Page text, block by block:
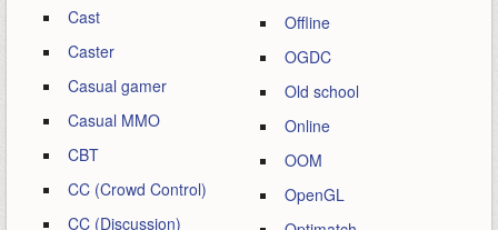
Cast
Caster
Casual gamer
Casual MMO
CBT
CC (Crowd Control)
CC (Discussion)
Offline
OGDC
Old school
Online
OOM
OpenGL